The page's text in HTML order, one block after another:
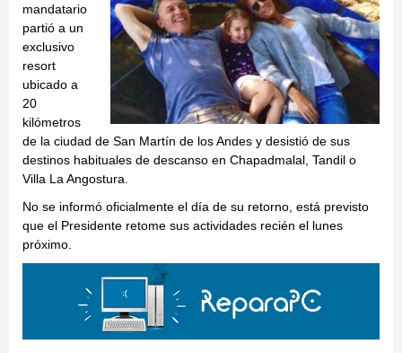
mandatario
partió a un
exclusivo
resort
ubicado a
20
kilómetros
de la ciudad de San Martín de los Andes y desistió de sus
destinos habituales de descanso en Chapadmalal, Tandil o
Villa La Angostura.
No se informó oficialmente el día de su retorno, está previsto
que el Presidente retome sus actividades recién el lunes
próximo.